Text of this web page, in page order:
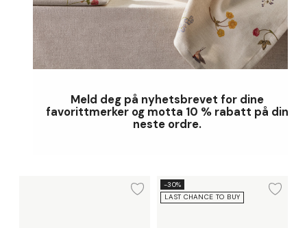
Meld deg på nyhetsbrevet for dine
favorittmerker og motta 10 % rabatt på din
neste ordre.
Legg til ønskeliste
Eggeglass Ø5 cm 2 stk.
-30%
LAST CHANCE TO BUY